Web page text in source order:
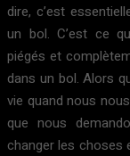
dire, c’est
un bol. C’est ce
piégés et
dans un bol. Alors
vie quand nous
que nous
changer les